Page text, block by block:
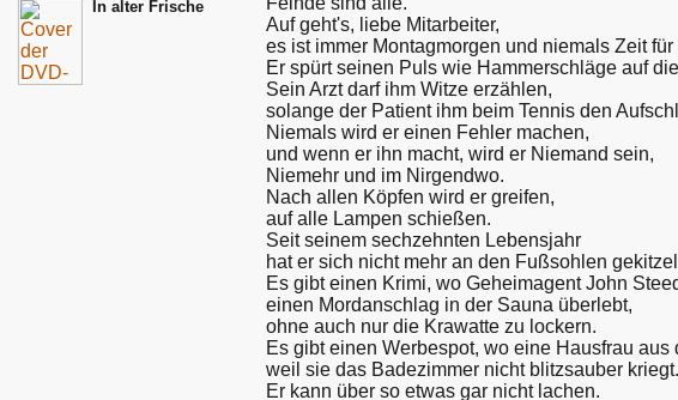
In alter Frische
Auf geht's, liebe Mitarbeiter,
es ist immer Montagmorgen und niemals Zeit
Er spürt seinen Puls wie Hammerschläge auf
Sein Arzt darf ihm Witze erzählen,
solange der Patient ihm beim Tennis den
Niemals wird er einen Fehler machen,
und wenn er ihn macht, wird er Niemand sein,
Niemehr und im Nirgendwo.
Nach allen Köpfen wird er greifen,
auf alle Lampen schießen.
Seit seinem sechzehnten Lebensjahr
hat er sich nicht mehr an den Fußsohlen
Es gibt einen Krimi, wo Geheimagent John
einen Mordanschlag in der Sauna überlebt,
ohne auch nur die Krawatte zu lockern.
Es gibt einen Werbespot, wo eine Hausfrau aus
weil sie das Badezimmer nicht blitzsauber kriegt.
Er kann über so etwas gar nicht lachen.